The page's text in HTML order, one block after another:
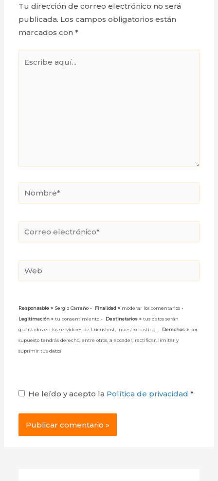
Tu dirección de correo electrónico no será
publicada. Los campos obligatorios están
marcados con*
Nombre*
electrónico*
Responsable » Sergio Carreño - Finalidad » moderar los comentarios -
Legitimación »tu consentimiento - Destinatarios »tus datos serán
guardados en los servidores de Lucushost, nuestro hosting - Derechos » por
supuesto tendrás derecho, entre otros, a acceder, rectificar, limitar y
suprimir tus datos
He leído y acepto la Política de privacidad*